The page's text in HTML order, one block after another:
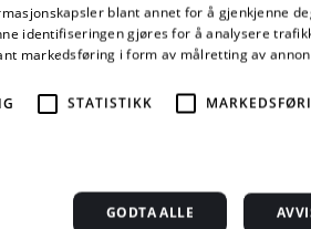
bedrifter
For
for
Et
blant annet for å gjenkjenne
identifiseringen gjøres for å analysere
markedsføring i form av målretting av
STATISTIKK
GODTA ALLE